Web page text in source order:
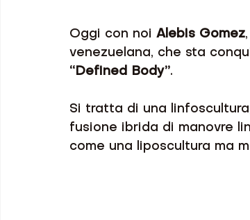
Oggi con noi Alebis Gomez
venezuelana, che sta
“Defined Body”.
Si tratta di una
fusione ibrida di manovre
come una liposcultura ma